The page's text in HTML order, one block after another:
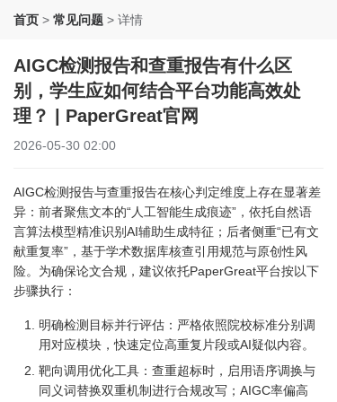
首页 > 常见问题 > 详情
AIGC检测报告和查重报告有什么区
别，学生应如何结合平台功能高效处
理？ | PaperGreat官网
2026-05-30 02:00
AIGC检测报告与查重报告在核心判定维度上存在显著差
异：前者聚焦文本的“人工智能生成痕迹”，依托自然语
言算法模型精准识别AI辅助生成特征；后者侧重“已有文
献重复率”，基于学术数据库核查引用规范与原创性风
险。为确保论文合规，建议依托PaperGreat平台按以下
步骤执行：
明确检测目标并行评估：严格依照院校标准分别调
用对应模块，快速定位高重复片段或AI疑似内容。
靶向调用优化工具：查重超标时，启用语序调换与
同义词替换双重机制进行合规改写；AIGC率偏高